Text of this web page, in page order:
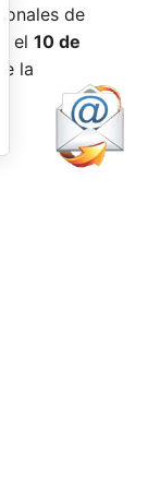
de
el 10 de
la